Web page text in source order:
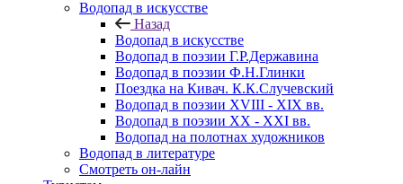
Водопад в искусстве
Назад
Водопад в искусстве
Водопад в поэзии Г.Р.Державина
Водопад в поэзии Ф.Н.Глинки
Поездка на Кивач. К.К.Случевский
Водопад в поэзии XVIII - XIX вв.
Водопад в поэзии XX - XXI вв.
Водопад на полотнах художников
Водопад в литературе
Смотреть он-лайн